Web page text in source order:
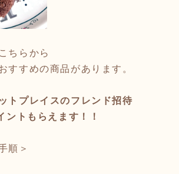
ちらから
すすめの商品があります。
トプレイスのフレンド招待
ントもらえます！！
順＞